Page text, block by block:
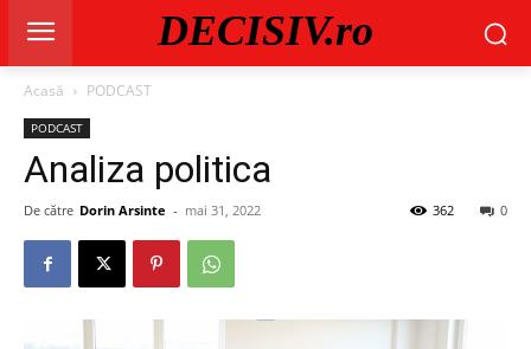
DECISIV.ro
Acasă PODCAST
PODCAST
Analiza politica
De către Dorin Arsinte - mai 31, 2022 0
362